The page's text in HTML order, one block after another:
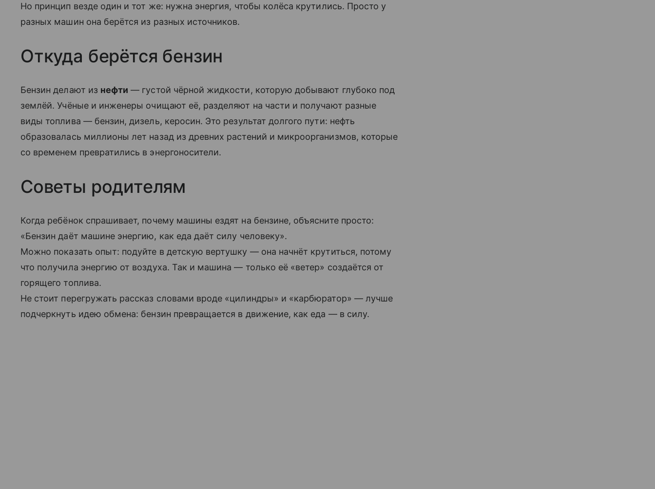
Но принцип везде один и тот же: нужна энергия, чтобы колёса крутились. Просто у
разных машин она берётся из разных источников.
Откуда берётся бензин
Бензин делают из нефти — густой чёрной жидкости, которую добывают глубоко под
землёй. Учёные и инженеры очищают её, разделяют на части и получают разные
виды топлива — бензин, дизель, керосин. Это результат долгого пути: нефть
образовалась миллионы лет назад из древних растений и микроорганизмов, которые
со временем превратились в энергоносители.
Советы родителям
Когда ребёнок спрашивает, почему машины ездят на бензине, объясните просто:
«Бензин даёт машине энергию, как еда даёт силу человеку».
Можно показать опыт: подуйте в детскую вертушку — она начнёт крутиться, потому
что получила энергию от воздуха. Так и машина — только её «ветер» создаётся от
горящего топлива.
Не стоит перегружать рассказ словами вроде «цилиндры» и «карбюратор» — лучше
подчеркнуть идею обмена: бензин превращается в движение, как еда — в силу.